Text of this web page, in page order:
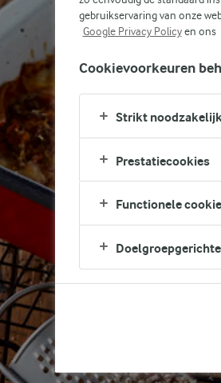
gebruikservaring van onze
Google Privacy Policyen ons
Cookievoorkeuren
Strikt
Prestatiecookies
Functionele